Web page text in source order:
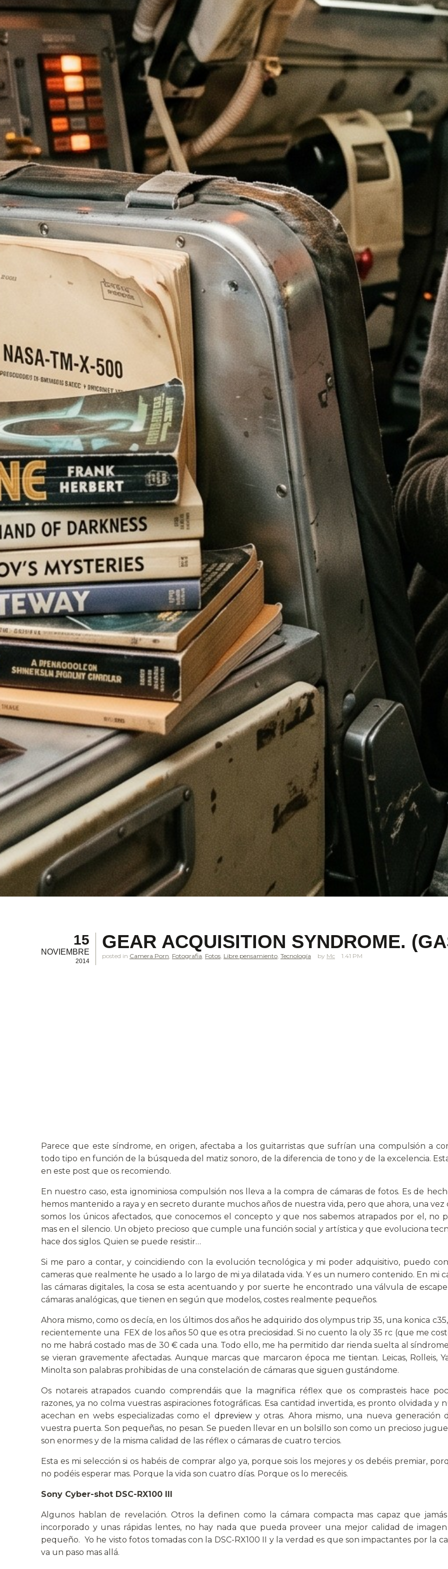
15
NOVIEMBRE
2014
GEAR ACQUISITION SYNDROME.
posted in Camera Porn, Fotografia, Fotos, Libre pensamiento, Tecnología Mc 1.41 PM
Parece que este síndrome, en origen, afectaba a los guitarristas que sufrían una compulsión a
todo tipo en función de la búsqueda del matiz sonoro, de la diferencia de tono y de la excelencia.
en este post que os recomiendo.
En nuestro caso, esta ignominiosa compulsión nos lleva a la compra de cámaras de fotos. Es de
hemos mantenido a raya y en secreto durante muchos años de nuestra vida, pero que ahora, una
somos los únicos afectados, que conocemos el concepto y que nos sabemos atrapados por el, no
mas en el silencio. Un objeto precioso que cumple una función social y artística y que evoluciona
hace dos siglos. Quien se puede resistir…
Si me paro a contar, y coincidiendo con la evolución tecnológica y mi poder adquisitivo, puedo
cameras que realmente he usado a lo largo de mi ya dilatada vida. Y es un numero contenido. En mi
las cámaras digitales, la cosa se esta acentuando y por suerte he encontrado una válvula de
cámaras analógicas, que tienen en según que modelos, costes realmente pequeños.
Ahora mismo, como os decía, en los últimos dos años he adquirido dos olympus trip 35, una konica
recientemente una FEX de los años 50 que es otra preciosidad. Si no cuento la oly 35 rc (que me
no me habrá costado mas de 30 € cada una. Todo ello, me ha permitido dar rienda suelta al
se vieran gravemente afectadas. Aunque marcas que marcaron época me tientan. Leicas, Rolleis,
Minolta son palabras prohibidas de una constelación de cámaras que siguen gustándome.
Os notareis atrapados cuando comprendáis que la magnifica réflex que os comprasteis hace
razones, ya no colma vuestras aspiraciones fotográficas. Esa cantidad invertida, es pronto olvidada y
acechan en webs especializadas como el dpreviewy otras. Ahora mismo, una nueva generación
vuestra puerta. Son pequeñas, no pesan. Se pueden llevar en un bolsillo son como un precioso
son enormes y de la misma calidad de las réflex o cámaras de cuatro tercios.
Esta es mi selección si os habéis de comprar algo ya, porque sois los mejores y os debéis premiar,
no podéis esperar mas. Porque la vida son cuatro días. Porque os lo merecéis.
Sony Cyber-shot DSC-RX100 III
Algunos hablan de revelación. Otros la definen como la cámara compacta mas capaz que
incorporado y unas rápidas lentes, no hay nada que pueda proveer una mejor calidad de
pequeño. Yo he visto fotos tomadas con la DSC-RX100 II y la verdad es que son impactantes por la
va un paso mas allá.